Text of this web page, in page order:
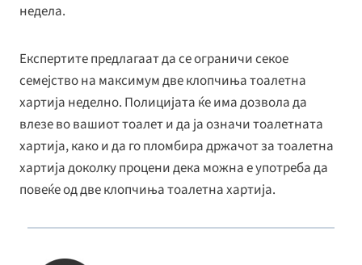
недела.
Експертите предлагаат да се ограничи секое
семејство на максимум две клопчиња тоалетна
хартија неделно. Полицијата ќе има дозвола да
влезе во вашиот тоалет и да ја означи тоалетната
хартија, како и да го пломбира држачот за тоалетна
хартија доколку процени дека можна е употреба да
повеќе од две клопчиња тоалетна хартија.